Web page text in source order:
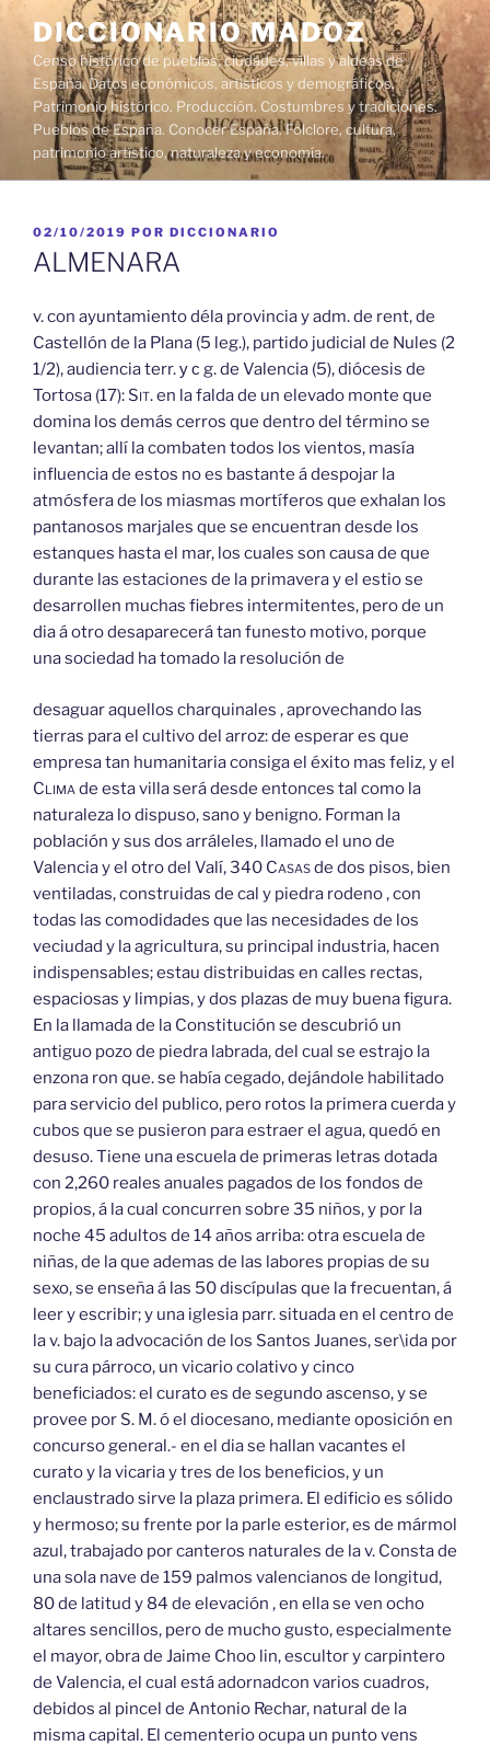
contenido
DICCIONARIO MADOZ
Censo histórico de pueblos, ciudades, villas y aldeas de
España. Datos económicos, artísticos y demográficos.
Patrimonio histórico. Producción. Costumbres y tradiciones.
Pueblos de España. Conocer España. Folclore, cultura,
patrimonio artístico, naturaleza y economía.
PUBLICADO
EL
02/10/2019 POR DICCIONARIO
ALMENARA
v. con ayuntamiento déla provincia y adm. de rent, de
Castellón de la Plana (5 leg.), partido judicial de Nules (2
1/2), audiencia terr. у с g. de Valencia (5), diócesis de
Tortosa (17): Sit.en la falda de un elevado monte que
domina los demás cerros que dentro del término se
levantan; allí la combaten todos los vientos, masía
influencia de estos no es bastante á despojar la
atmósfera de los miasmas mortíferos que exhalan los
pantanosos marjales que se encuentran desde los
estanques hasta el mar, los cuales son causa de que
durante las estaciones de la primavera y el estio se
desarrollen muchas fiebres intermitentes, pero de un
dia á otro desaparecerá tan funesto motivo, porque
una sociedad ha tomado la resolución de
desaguar aquellos charquinales , aprovechando las
tierras para el cultivo del arroz: de esperar es que
empresa tan humanitaria consiga el éxito mas feliz, y el
Climade esta villa será desde entonces tal como la
naturaleza lo dispuso, sano y benigno. Forman la
población y sus dos arráleles, llamado el uno de
Valencia y el otro del Valí, 340 Casasde dos pisos, bien
ventiladas, construidas de cal y piedra rodeno , con
todas las comodidades que las necesidades de los
veciudad y la agricultura, su principal industria, hacen
indispensables; estau distribuidas en calles rectas,
espaciosas y limpias, y dos plazas de muy buena figura.
En la llamada de la Constitución se descubrió un
antiguo pozo de piedra labrada, del cual se estrajo la
enzona ron que. se había cegado, dejándole habilitado
para servicio del publico, pero rotos la primera cuerda y
cubos que se pusieron para estraer el agua, quedó en
desuso. Tiene una escuela de primeras letras dotada
con 2,260 reales anuales pagados de los fondos de
propios, á la cual concurren sobre 35 niños, y por la
noche 45 adultos de 14 años arriba: otra escuela de
niñas, de la que ademas de las labores propias de su
sexo, se enseña á las 50 discípulas que la frecuentan, á
leer y escribir; y una iglesia parr. situada en el centro de
la v. bajo la advocación de los Santos Juanes, ser\ida por
su cura párroco, un vicario colativo y cinco
beneficiados: el curato es de segundo ascenso, y se
provee por S. M. ó el diocesano, mediante oposición en
concurso general.- en el dia se hallan vacantes el
curato y la vicaria y tres de los beneficios, y un
enclaustrado sirve la plaza primera. El edificio es sólido
y hermoso; su frente por la parle esterior, es de mármol
azul, trabajado por canteros naturales de la v. Consta de
una sola nave de 159 palmos valencianos de longitud,
80 de latitud y 84 de elevación , en ella se ven ocho
altares sencillos, pero de mucho gusto, especialmente
el mayor, obra de Jaime Choo lin, escultor y carpintero
de Valencia, el cual está adornadcon varios cuadros,
debidos al pincel de Antonio Rechar, natural de la
misma capital. El cementerio ocupa un punto vens